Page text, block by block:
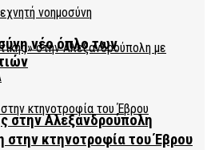
στην Αλεξανδρούπολη
νέο όπλο των
στην κτηνοτροφία του Έβρου